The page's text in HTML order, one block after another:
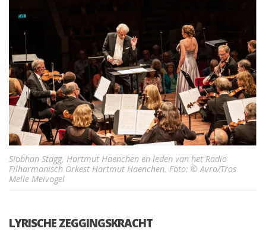
Siobhan Stagg, Hartmut Haenchen en leden van het Radio
Filharmonisch Orkest Hartmut Haenchen. Foto: © Avro/Tros
Melle Meivogel
LYRISCHE ZEGGINGSKRACHT